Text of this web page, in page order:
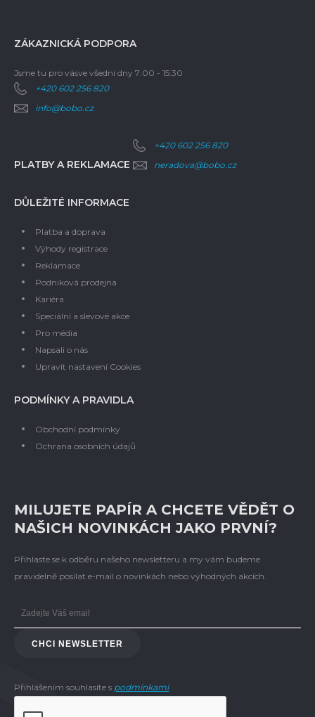
ZÁKAZNICKÁ PODPORA
Jsme tu pro vásve všední dny 7:00 - 15:30
+420 602 256 820
info@bobo.cz
PLATBY A REKLAMACE
+420 602 256 820
neradova@bobo.cz
DŮLEŽITÉ INFORMACE
Platba a doprava
Výhody registrace
Reklamace
Podniková prodejna
Kariéra
Speciální a slevové akce
Pro média
Napsali o nás
Upravit nastavení Cookies
PODMÍNKY A PRAVIDLA
Obchodní podmínky
Ochrana osobních údajů
MILUJETE PAPÍR A CHCETE VĚDĚT O
NAŠICH NOVINKÁCH JAKO PRVNÍ?
Přihlaste se k odběru našeho newsletteru a my vám budeme
pravidelně posílat e-mail o novinkách nebo výhodných akcích.
CHCI NEWSLETTER
Přihlášením souhlasíte s podmínkami.